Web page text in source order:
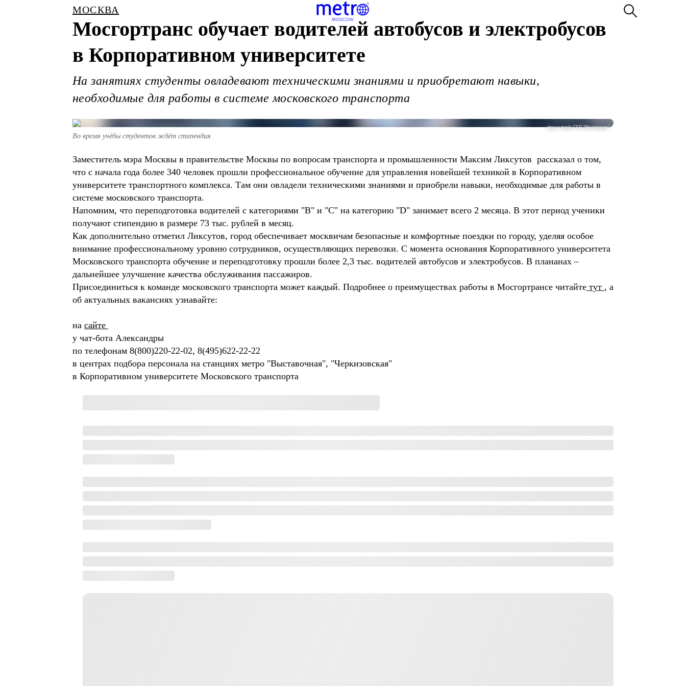
МОСКВА
Мосгортранс обучает водителей автобусов и электробусов
в Корпоративном университете
На занятиях студенты овладевают техническими знаниями и приобретают навыки,
необходимые для работы в системе московского транспорта
пресс-служба ГУП "Мосгортранс"
Во время учёбы студентов ждёт стипендия
Заместитель мэра Москвы в правительстве Москвы по вопросам транспорта и промышленности Максим Ликсутов рассказал о том,
что с начала года более 340 человек прошли профессиональное обучение для управления новейшей техникой в Корпоративном
университете транспортного комплекса. Там они овладели техническими знаниями и приобрели навыки, необходимые для работы в
системе московского транспорта.
Напомним, что переподготовка водителей с категориями "В" и "С" на категорию "D" занимает всего 2 месяца. В этот период ученики
получают стипендию в размере 73 тыс. рублей в месяц.
Как дополнительно отметил Ликсутов, город обеспечивает москвичам безопасные и комфортные поездки по городу, уделяя особое
внимание профессиональному уровню сотрудников, осуществляющих перевозки. С момента основания Корпоративного университета
Московского транспорта обучение и переподготовку прошли более 2,3 тыс. водителей автобусов и электробусов. В плананах –
дальнейшее улучшение качества обслуживания пассажиров.
Присоединиться к команде московского транспорта может каждый. Подробнее о преимуществах работы в Мосгортрансе читайте тут , а
об актуальных вакансиях узнавайте:
на сайте
у чат-бота Александры
по телефонам 8(800)220-22-02, 8(495)622-22-22
в центрах подбора персонала на станциях метро "Выставочная", "Черкизовская"
в Корпоративном университете Московского транспорта